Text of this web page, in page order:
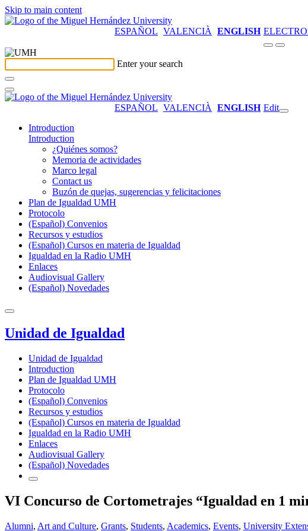
Skip to main content
ESPAÑOL VALENCIÀ ENGLISH
Enter your search
ESPAÑOL VALENCIÀ ENGLISH Edit
Introduction
Introduction
¿Quiénes somos?
Memoria de actividades
Marco legal
Contact us
Buzón de quejas, sugerencias y felicitaciones
Plan de Igualdad UMH
Protocolo
(Español) Convenios
Recursos y estudios
(Español) Cursos en materia de Igualdad
Igualdad en la Radio UMH
Enlaces
Audiovisual Gallery
(Español) Novedades
Unidad de Igualdad
Unidad de Igualdad
Introduction
Plan de Igualdad UMH
Protocolo
(Español) Convenios
Recursos y estudios
(Español) Cursos en materia de Igualdad
Igualdad en la Radio UMH
Enlaces
Audiovisual Gallery
(Español) Novedades
VI Concurso de Cortometrajes “Igualdad en 1
Alumni, Art and Culture, Grants, Students, Academics, Events, University